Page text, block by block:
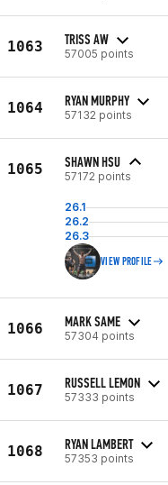
1063 TRISS AW
57005 points
1064 RYAN MURPHY
57132 points
1065 SHAWN HSU
57172 points
26.1
26.2
26.3
VIEW PROFILE
1066 MARK SAME
57304 points
1067 RUSSELL LEMON
57333 points
1068 RYAN LAMBERT
57353 points